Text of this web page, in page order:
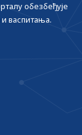
обезбеђује
васпитања.